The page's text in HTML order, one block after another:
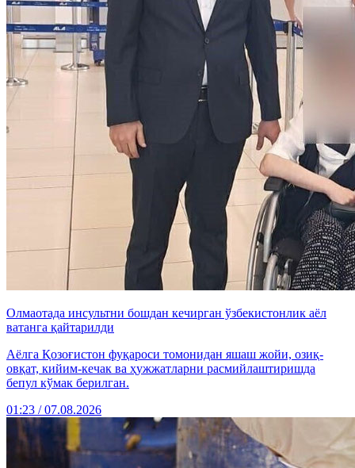
Олмаотада инсультни бошдан кечирган ўзбекистонлик аёл
ватанга қайтарилди
Аёлга Қозоғистон фуқароси томонидан яшаш жойи, озиқ-
овқат, кийим-кечак ва ҳужжатларни расмийлаштиришда
бепул кўмак берилган.
01:23 / 07.08.2026